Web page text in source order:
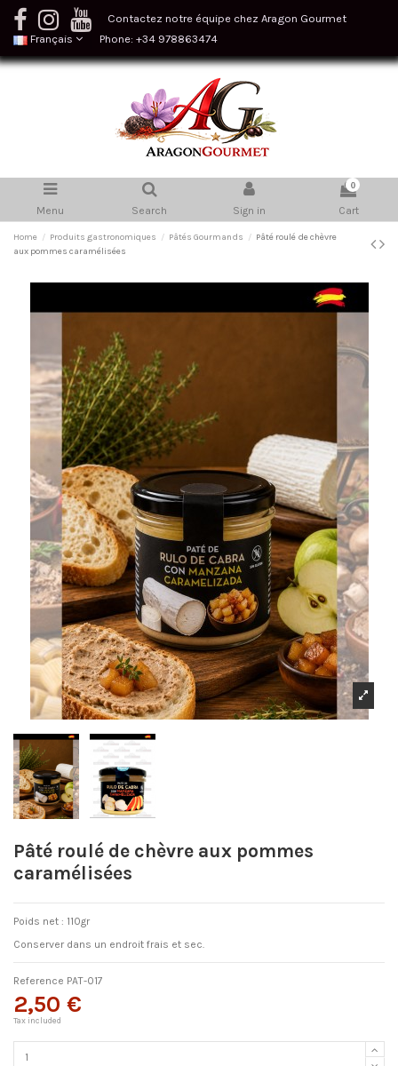
Contactez notre équipe chez Aragon Gourmet
Français
Phone: +34 978863474
Menu Search Sign in
0
Cart
Home Produits gastronomiques Pâtés Gourmands
Pâté roulé de chèvre
aux pommes caramélisées
Pâté roulé de chèvre aux pommes
caramélisées
Poids net : 110gr
Conserver dans un endroit frais et sec.
Reference PAT-017
2,50 €
Tax included